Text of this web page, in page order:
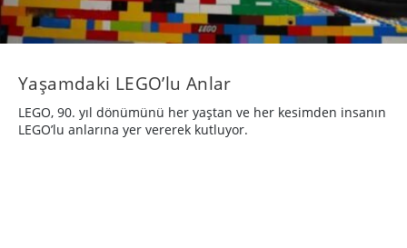
Yaşamdaki LEGO’lu Anlar
LEGO, 90. yıl dönümünü her yaştan ve her kesimden insanın
LEGO’lu anlarına yer vererek kutluyor.